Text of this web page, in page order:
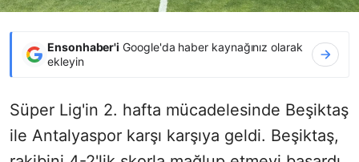
Ensonhaber'i Google'da haber kaynağınız olarak
ekleyin
Süper Lig'in 2. hafta mücadelesinde Beşiktaş
ile Antalyaspor karşı karşıya geldi. Beşiktaş,